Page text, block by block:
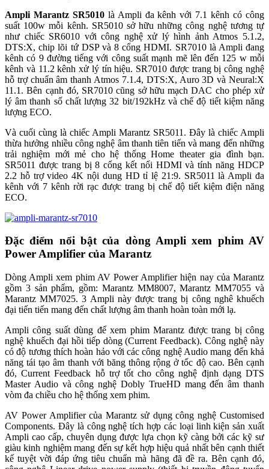
Ampli Marantz SR5010là Ampli đa kênh với 7.1 kênh có công
suất 100w mỗi kênh. SR5010 sở hữu những công nghệ tương tự
như chiếc SR6010 với công nghệ xử lý hình ảnh Atmos 5.1.2,
DTS:X, chip lõi tứ DSP và 8 cổng HDMI. SR7010 là Ampli đang
kênh có 9 đường tiếng với công suất mạnh mẽ lên đến 125 w mỗi
kênh và 11.2 kênh xử lý tín hiệu. SR7010 được trang bị công nghệ
hỗ trợ chuẩn âm thanh Atmos 7.1.4, DTS:X, Auro 3D và Neural:X
11.1. Bên cạnh đó, SR7010 cũng sở hữu mạch DAC cho phép xử
lý âm thanh số chất lượng 32 bit/192kHz và chế độ tiết kiệm năng
lượng ECO.
Và cuối cùng là chiếc Ampli Marantz SR5011. Đây là chiếc Ampli
thừa hưởng nhiều công nghệ âm thanh tiên tiến và mang đến những
trải nghiệm mới mẻ cho hệ thống Home theater gia đình bạn.
SR5011 được trang bị 8 cổng kết nối HDMI và tính năng HDCP
2.2 hỗ trợ video 4K nội dung HD tỉ lệ 21:9. SR5011 là Ampli đa
kênh với 7 kênh rời rạc được trang bị chế độ tiết kiệm điện năng
ECO.
Đặc điểm nổi bật của dòng Ampli xem phim AV
Power Amplifier của Marantz
Dòng Ampli xem phim AV Power Amplifier hiện nay của Marantz
gồm 3 sản phẩm, gồm: Marantz MM8007, Marantz MM7055 và
Marantz MM7025. 3 Ampli này được trang bị công nghê khuếch
đại tiến tiến mang đến chất lượng âm thanh hoàn toàn mới lạ.
Ampli công suất dùng để xem phim Marantz được trang bị công
nghệ khuếch đại hồi tiếp dòng (Current Feedback). Công nghệ này
có độ tương thích hoàn hảo với các công nghệ Audio mang đến khả
năng tái tạo âm thanh với băng thông rộng ở tốc độ cao. Bên cạnh
đó, Current Feedback hỗ trợ tốt cho công nghệ định dạng DTS
Master Audio và công nghệ Dobly TrueHD mang đến âm thanh
vòm đa chiều cho hệ thống xem phim.
AV Power Amplifier của Marantz sử dụng công nghệ Customised
Components. Đây là công nghệ tích hợp các loại linh kiện sản xuất
Ampli cao cấp, chuyên dụng được lựa chọn kỹ càng bởi các kỹ sư
giàu kinh nghiệm mang đến sự kết hợp hiệu quả nhất bên cạnh thiết
kế tuyệt vời đáp ứng tiêu chuẩn mà hãng đã đề ra. Bên cạnh đó,